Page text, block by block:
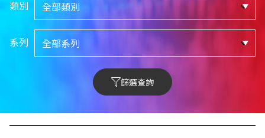
類別
系列
篩選查詢